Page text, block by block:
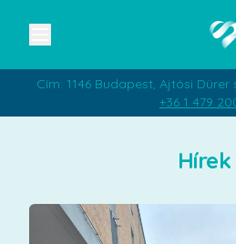
Cím: 1146 Budapest, Ajtósi
+36 1 479
Hírek